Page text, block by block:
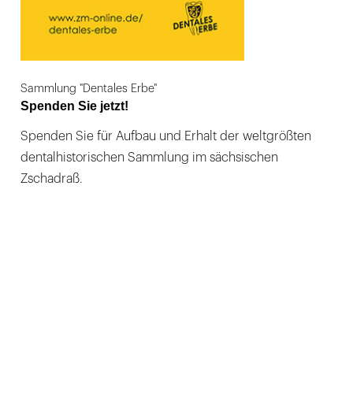
Sammlung "Dentales Erbe"
Spenden Sie jetzt!
Spenden Sie für Aufbau und Erhalt der weltgrößten
dentalhistorischen Sammlung im sächsischen
Zschadraß.